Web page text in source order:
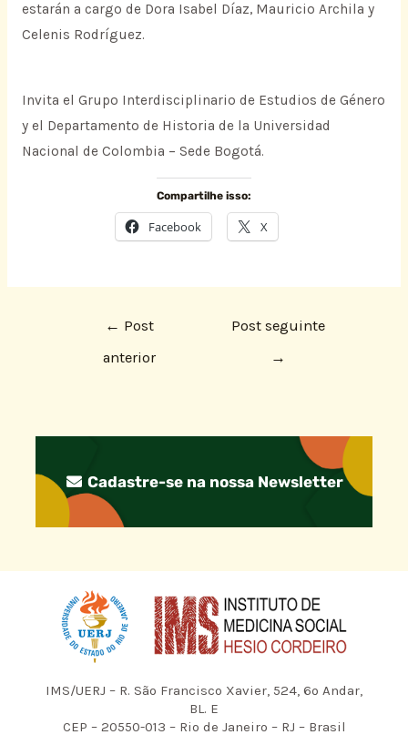
estarán a cargo de Dora Isabel Díaz, Mauricio Archila y
Celenis Rodríguez.
Invita el Grupo Interdisciplinario de Estudios de Género
y el Departamento de Historia de la Universidad
Nacional de Colombia – Sede Bogotá.
Compartilhe isso:
Facebook X
← Post
anterior
Post seguinte
→
Cadastre-se na nossa Newsletter
IMS/UERJ – R. São Francisco Xavier, 524, 6º Andar,
BL. E
CEP – 20550-013 – Rio de Janeiro – RJ – Brasil